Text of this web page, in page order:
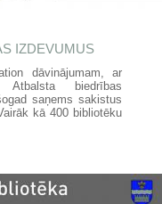
IZDEVUMUS
dāvinājumam, ar
Atbalsta biedrības
saņems sakistus
kā 400 bibliotēku